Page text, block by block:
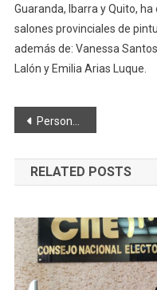
Guaranda, Ibarra y Quito,
salones provinciales de
además de: Vanessa
Lalón y Emilia Arias Luque.
Navegación
de
entradas
Personal del “SEROT” cumple con procesos de capacitación
RELATED POSTS